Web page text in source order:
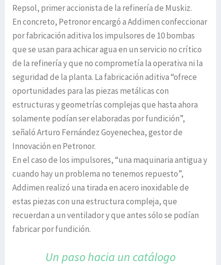
Repsol, primer accionista de la refinería de Muskiz.
En concreto, Petronor encargó a Addimen confeccionar
por fabricación aditiva los impulsores de 10 bombas
que se usan para achicar agua en un servicio no crítico
de la refinería y que no comprometía la operativa ni la
seguridad de la planta. La fabricación aditiva “ofrece
oportunidades para las piezas metálicas con
estructuras y geometrías complejas que hasta ahora
solamente podían ser elaboradas por fundición”,
señaló Arturo Fernández Goyenechea, gestor de
Innovación en Petronor.
En el caso de los impulsores, “una maquinaria antigua y
cuando hay un problema no tenemos repuesto”,
Addimen realizó una tirada en acero inoxidable de
estas piezas con una estructura compleja, que
recuerdan a un ventilador y que antes sólo se podían
fabricar por fundición.
Un paso hacia un catálogo